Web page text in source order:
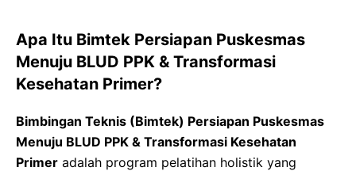
Apa Itu Bimtek Persiapan Puskesmas
Menuju BLUD PPK & Transformasi
Kesehatan Primer?
Bimbingan Teknis (Bimtek) Persiapan Puskesmas
Menuju BLUD PPK & Transformasi Kesehatan
Primer adalah program pelatihan holistik yang